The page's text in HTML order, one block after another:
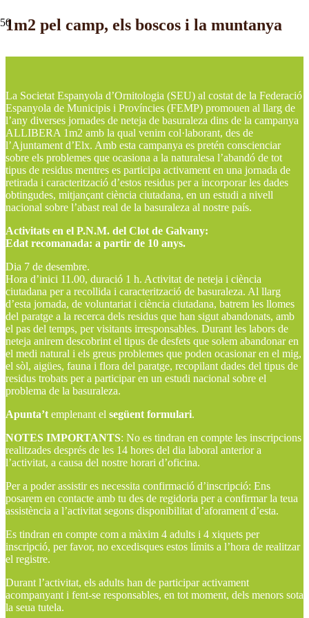
1m2 pel camp, els boscos i la muntanya
La Societat Espanyola d’Ornitologia (SEU) al costat de la Federació
Espanyola de Municipis i Províncies (FEMP) promouen al llarg de
l’any diverses jornades de neteja de basuraleza dins de la campanya
ALLIBERA 1m2 amb la qual venim col·laborant, des de
l’Ajuntament d’Elx. Amb esta campanya es pretén conscienciar
sobre els problemes que ocasiona a la naturalesa l’abandó de tot
tipus de residus mentres es participa activament en una jornada de
retirada i caracterització d’estos residus per a incorporar les dades
obtingudes, mitjançant ciència ciutadana, en un estudi a nivell
nacional sobre l’abast real de la basuraleza al nostre país.
Activitats en el P.N.M. del Clot de Galvany:
Edat recomanada: a partir de 10 anys.
Dia 7 de desembre.
Hora d’inici 11.00, duració 1 h. Activitat de neteja i ciència
ciutadana per a recollida i caracterització de basuraleza. Al llarg
d’esta jornada, de voluntariat i ciència ciutadana, batrem les llomes
del paratge a la recerca dels residus que han sigut abandonats, amb
el pas del temps, per visitants irresponsables. Durant les labors de
neteja anirem descobrint el tipus de desfets que solem abandonar en
el medi natural i els greus problemes que poden ocasionar en el mig,
el sòl, aigües, fauna i flora del paratge, recopilant dades del tipus de
residus trobats per a participar en un estudi nacional sobre el
problema de la basuraleza.
Apunta’t emplenant el següent formulari.
NOTES IMPORTANTS: No es tindran en compte les inscripcions
realitzades després de les 14 hores del dia laboral anterior a
l’activitat, a causa del nostre horari d’oficina.
Per a poder assistir es necessita confirmació d’inscripció: Ens
posarem en contacte amb tu des de regidoria per a confirmar la teua
assistència a l’activitat segons disponibilitat d’aforament d’esta.
Es tindran en compte com a màxim 4 adults i 4 xiquets per
inscripció, per favor, no excedisques estos límits a l’hora de realitzar
el registre.
Durant l’activitat, els adults han de participar activament
acompanyant i fent-se responsables, en tot moment, dels menors sota
la seua tutela.